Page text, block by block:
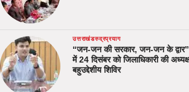
उत्तराखंडरुद्रप्रयाग
“जन-जन की सरकार, जन-जन के
में 24 दिसंबर को जिलाधिकारी की
बहुउद्देशीय शिविर